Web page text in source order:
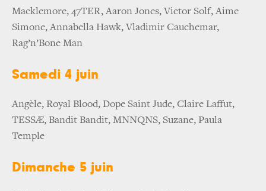
Macklemore, 47TER, Aaron Jones, Victor Solf, Aime
Simone, Annabella Hawk, Vladimir Cauchemar,
Rag’n’Bone Man
Samedi 4 juin
Angèle, Royal Blood, Dope Saint Jude, Claire Laffut,
TESSÆ, Bandit Bandit, MNNQNS, Suzane, Paula
Temple
Dimanche 5 juin